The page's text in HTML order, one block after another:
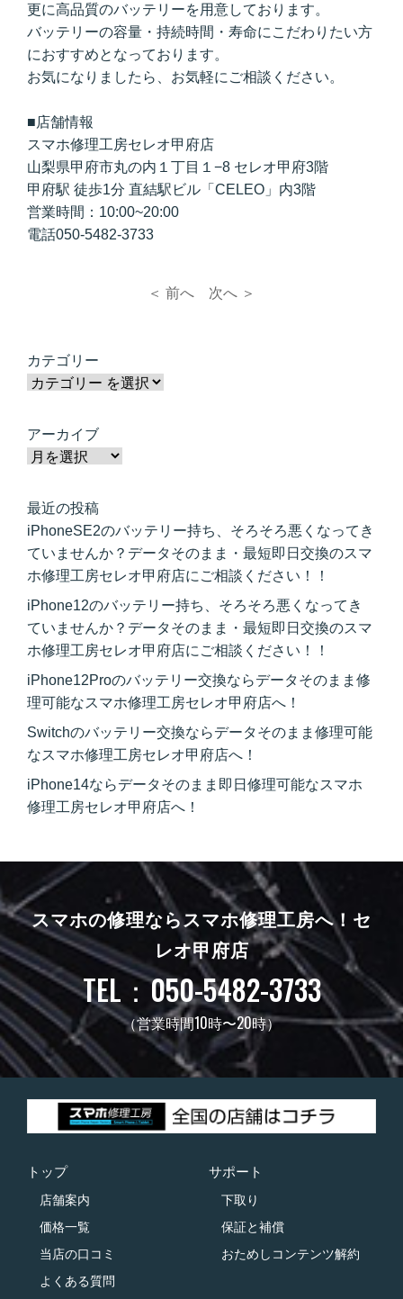
更に高品質のバッテリーを用意しております。
バッテリーの容量・持続時間・寿命にこだわりたい方
におすすめとなっております。
お気になりましたら、お気軽にご相談ください。
■店舗情報
スマホ修理工房セレオ甲府店
山梨県甲府市丸の内１丁目１−8 セレオ甲府3階
甲府駅 徒歩1分 直結駅ビル「CELEO」内3階
営業時間：10:00~20:00
電話050-5482-3733
＜ 前へ 次へ ＞
カテゴリー
アーカイブ
最近の投稿
iPhoneSE2のバッテリー持ち、そろそろ悪くなってき
ていませんか？データそのまま・最短即日交換のスマ
ホ修理工房セレオ甲府店にご相談ください！！
iPhone12のバッテリー持ち、そろそろ悪くなってき
ていませんか？データそのまま・最短即日交換のスマ
ホ修理工房セレオ甲府店にご相談ください！！
iPhone12Proのバッテリー交換ならデータそのまま修
理可能なスマホ修理工房セレオ甲府店へ！
Switchのバッテリー交換ならデータそのまま修理可能
なスマホ修理工房セレオ甲府店へ！
iPhone14ならデータそのまま即日修理可能なスマホ
修理工房セレオ甲府店へ！
スマホの修理ならスマホ修理工房へ！ セ
レオ甲府店
TEL：050-5482-3733
（営業時間10時〜20時）
トップ
店舗案内
価格一覧
当店の口コミ
よくある質問
サポート
下取り
保証と補償
おためしコンテンツ解約